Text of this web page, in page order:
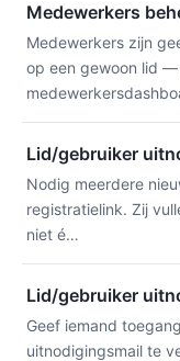
Medewerkers
Medewerkers zijn
op een gewoon lid
Lid/gebruiker
Nodig meerdere
registratielink. Zij
niet é…
Lid/gebruiker
Geef iemand
uitnodigingsmail te